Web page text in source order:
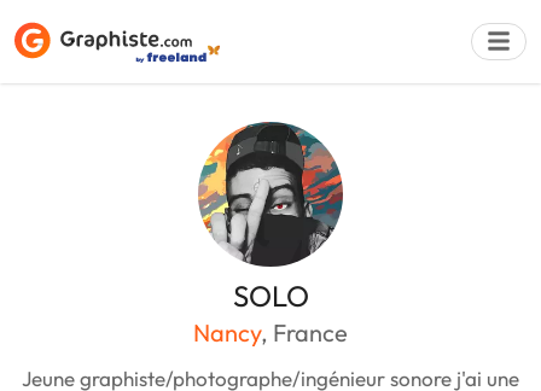
SOLO
Nancy, France
Jeune graphiste/photographe/ingénieur sonore j'ai une